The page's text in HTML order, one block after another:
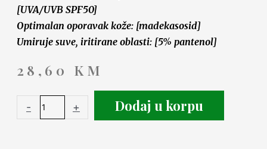
[UVA/UVB SPF50]
Optimalan oporavak kože: [madekasosid]
Umiruje suve, iritirane oblasti: [5% pantenol]
28,60 KM
- + Dodaj u korpu